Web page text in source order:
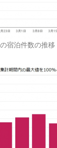
宿泊件数の推移